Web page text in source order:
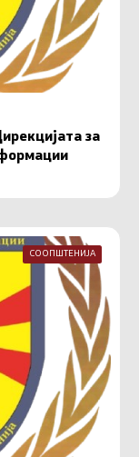
за
СООПШТЕНИЈА